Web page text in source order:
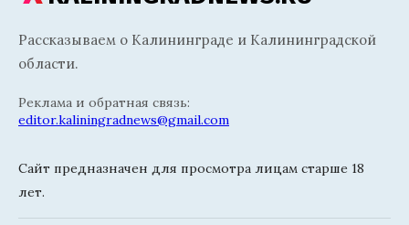
Рассказываем о Калининграде и Калининградской
области.
Реклама и обратная связь:
editor.kaliningradnews@gmail.com
Сайт предназначен для просмотра лицам старше 18
лет.